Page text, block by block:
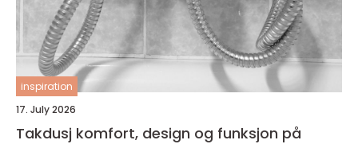
inspiration
17. July 2026
Takdusj komfort, design og funksjon på